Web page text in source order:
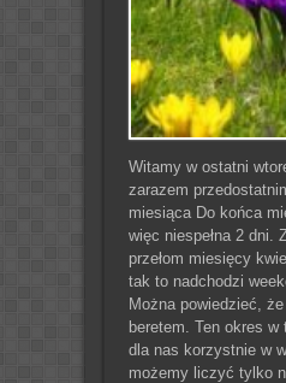
Witamy w ostatni
zarazem
miesiąca Do końca
więc niespełna 2 dni.
przełom miesięcy
tak to nadchodzi
Można powiedzieć,
beretem. Ten okres
dla nas korzystnie w
możemy liczyć tylko